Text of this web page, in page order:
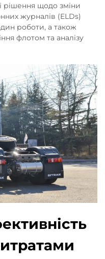
рішення щодо зміни
журналів (ELDs)
роботи, а також
флотом та аналізу